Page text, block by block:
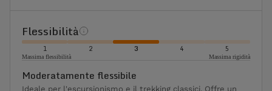
Flessibilità
1 2 3 4 5
Massima flessibilità Massima rigidità
Moderatamente flessibile
Ideale per l'escursionismo e il trekking classici. Offre un